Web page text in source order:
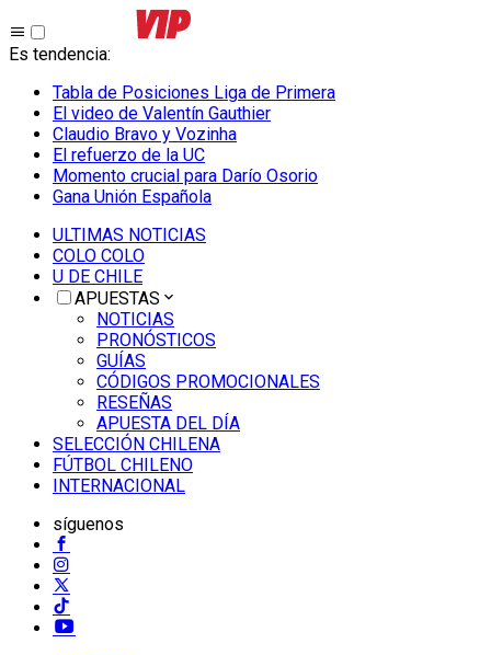
Es tendencia:
Tabla de Posiciones Liga de Primera
El video de Valentín Gauthier
Claudio Bravo y Vozinha
El refuerzo de la UC
Momento crucial para Darío Osorio
Gana Unión Española
ULTIMAS NOTICIAS
COLO COLO
U DE CHILE
APUESTAS
NOTICIAS
PRONÓSTICOS
GUÍAS
CÓDIGOS PROMOCIONALES
RESEÑAS
APUESTA DEL DÍA
SELECCIÓN CHILENA
FÚTBOL CHILENO
INTERNACIONAL
síguenos